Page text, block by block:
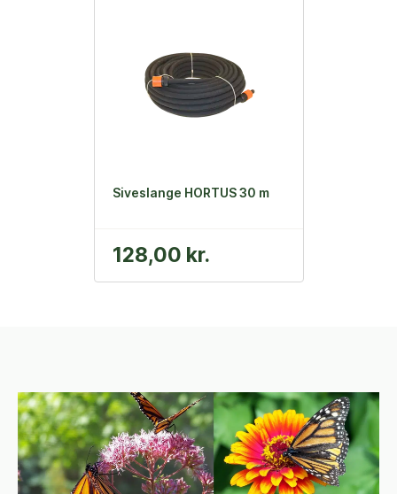
Siveslange HORTUS 30 m
128,00 kr.